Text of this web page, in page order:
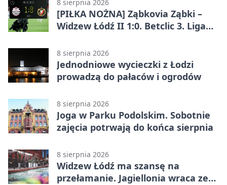
8 sierpnia 2026
[PIŁKA NOŻNA] Ząbkovia Ząbki –
Widzew Łódź II 1:0. Betclic 3. Liga
rozstrzygnięciem po przerwie
8 sierpnia 2026
Jednodniowe wycieczki z Łodzi
prowadzą do pałaców i ogrodów
8 sierpnia 2026
Joga w Parku Podolskim. Sobotnie
zajęcia potrwają do końca sierpnia
8 sierpnia 2026
Widzew Łódź ma szansę na
przełamanie. Jagiellonia wraca ze